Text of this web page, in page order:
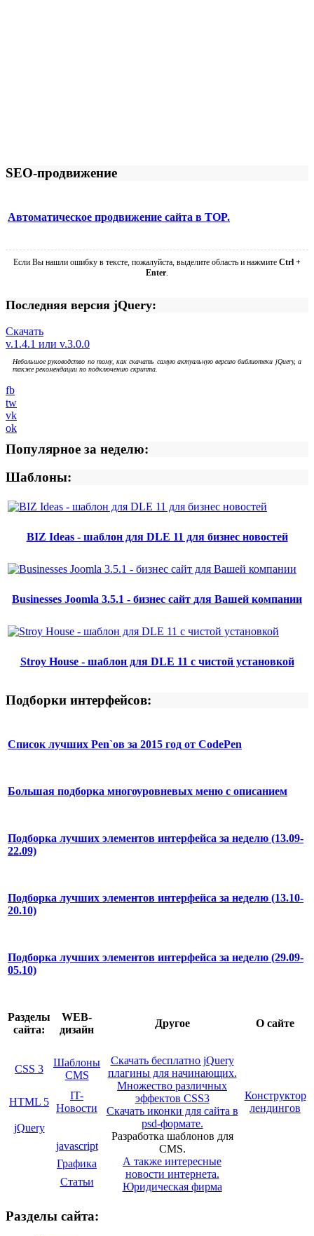
SEO-продвижение
Автоматическое продвижение сайта в TOP.
Если Вы нашли ошибку в тексте, пожалуйста, выделите область и нажмите Ctrl +
Enter
Последняя версия jQuery:
Скачать
v.1.4.1 или v.3.0.0
Небольшое руководство по тому, как скачать самую актуальную версию библиотеки jQuery, а
также рекомендации по подключению скрипта.
fb
tw
vk
ok
Популярное за неделю:
Шаблоны:
BIZ Ideas - шаблон для DLE 11 для бизнес новостей
Businesses Joomla 3.5.1 - бизнес сайт для Вашей компании
Stroy House - шаблон для DLE 11 с чистой установкой
Подборки интерфейсов:
Список лучших Pen`ов за 2015 год от CodePen
Большая подборка многоуровневых меню с описанием
Подборка лучших элементов интерфейса за неделю (13.09-
22.09)
Подборка лучших элементов интерфейса за неделю (13.10-
20.10)
Подборка лучших элементов интерфейса за неделю (29.09-
05.10)
Разделы
сайта:
WEB-
дизайн
Другое О сайте
CSS 3
Шаблоны
CMS
Скачать бесплатно jQuery
плагины для начинающих.
Множество различных
эффектов CSS3
Скачать иконки для сайта в
psd-формате.
Разработка шаблонов для
CMS.
А также интересные
новости интернета.
Юридическая фирма
HTML 5
IT-
Новости
Конструктор
лендингов
jQuery
javascript
Графика
Статьи
Разделы сайта: